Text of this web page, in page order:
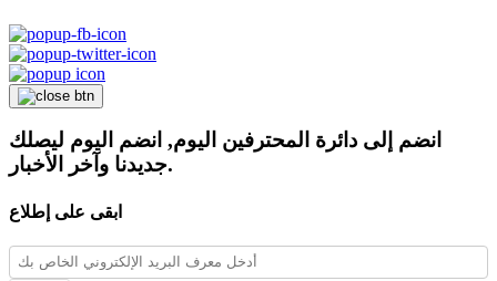
انضم إلى دائرة المحترفين اليوم, انضم اليوم ليصلك
جديدنا وآخر الأخبار.
ابقى على إطلاع